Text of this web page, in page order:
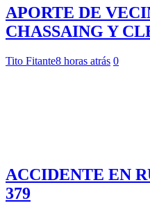
APORTE DE
CHASSAING Y
Tito Fitante8 horas atrás 0
ACCIDENTE EN
379